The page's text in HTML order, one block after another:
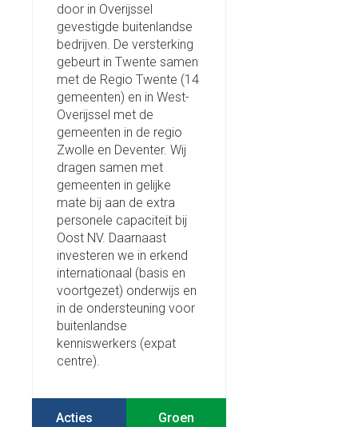
door in Overijssel
gevestigde buitenlandse
bedrijven. De versterking
gebeurt in Twente samen
met de Regio Twente (14
gemeenten) en in West-
Overijssel met de
gemeenten in de regio
Zwolle en Deventer. Wij
dragen samen met
gemeenten in gelijke
mate bij aan de extra
personele capaciteit bij
Oost NV. Daarnaast
investeren we in erkend
internationaal (basis en
voortgezet) onderwijs en
in de ondersteuning voor
buitenlandse
kenniswerkers (expat
centre).
Acties